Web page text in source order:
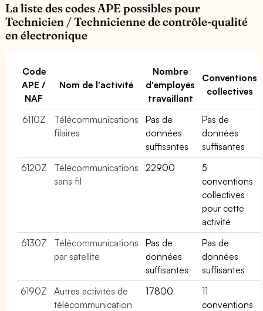
La liste des codes APE possibles pour
Technicien / Technicienne de contrôle-qualité
en électronique
Code
APE /
NAF
Nom de l'activité
Nombre
d'employés
travaillant
Conventions
collectives
6110Z
Télécommunications
filaires
Pas de
données
suffisantes
Pas de
données
suffisantes
6120Z
Télécommunications
sans fil
22900
5
conventions
collectives
pour cette
activité
6130Z
Télécommunications
par satellite
Pas de
données
suffisantes
Pas de
données
suffisantes
6190Z
Autres activités de
télécommunication
17800
11
conventions